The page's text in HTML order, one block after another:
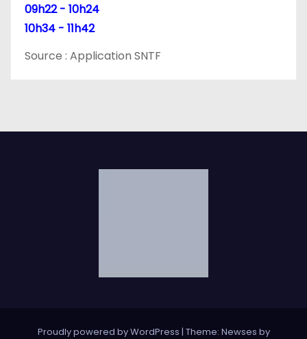
e
09h22 - 10h24
10h34 - 11h42
Source : Application SNTF
Proudly powered by WordPress | Theme: Newses by